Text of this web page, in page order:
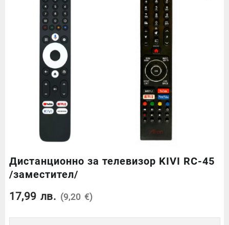
Дистанционно за телевизор KIVI RC-45
/заместител/
17,99 лв. (9,20 €)